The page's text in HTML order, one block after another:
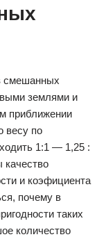
смешанных
землями и
приближении
весу по
1:1 — 1,25 :
качество
и коэфициента
почему в
таких
количество